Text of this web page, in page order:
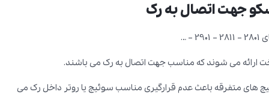
جهت اتصال به رک
…
ارائه می شوند که مناسب جهت اتصال به رک می باشند.
پیچ های متفرقه باعث عدم قرارگیری مناسب سوئیچ یا روتر داخل رک می